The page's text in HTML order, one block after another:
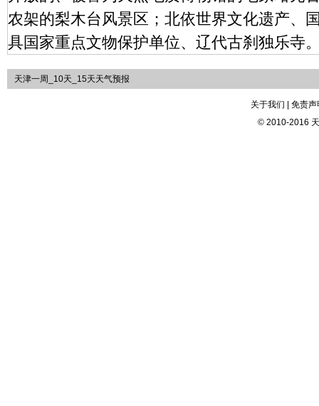
农架的梨木台风景区；北依世界文化遗产、
具国家重点文物保护单位、辽代古刹独乐寺
天津一周_10天_15天天气预报
关于我们 | 免责
© 2010-2016